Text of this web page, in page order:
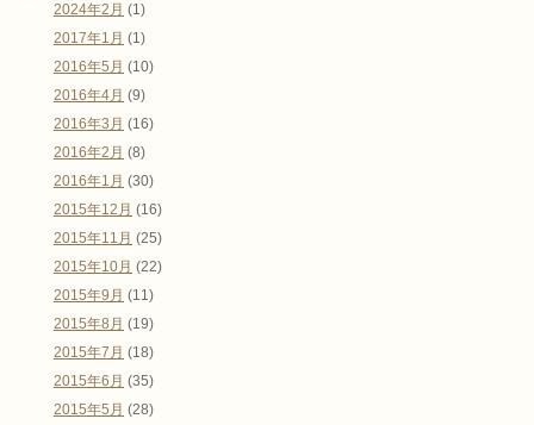
2024年2月 (1)
2017年1月 (1)
2016年5月 (10)
2016年4月 (9)
2016年3月 (16)
2016年2月 (8)
2016年1月 (30)
2015年12月 (16)
2015年11月 (25)
2015年10月 (22)
2015年9月 (11)
2015年8月 (19)
2015年7月 (18)
2015年6月 (35)
2015年5月 (28)